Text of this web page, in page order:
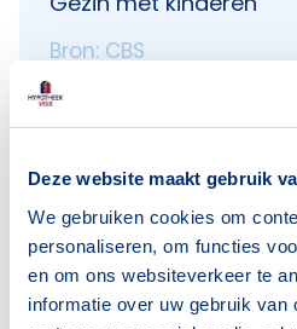
Deze website maakt gebruik
We gebruiken cookies om
personaliseren, om functies
en om ons websiteverkeer te
informatie over uw gebruik van
Bron: CBS
Voorzieningen